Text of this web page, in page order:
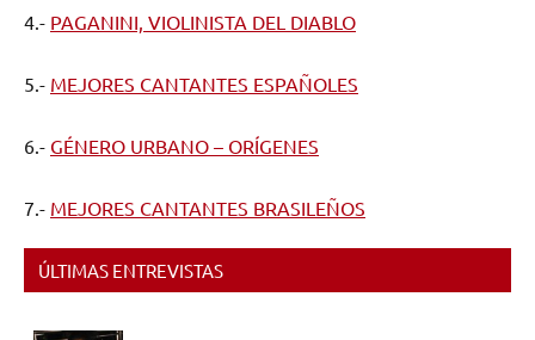
4.- PAGANINI, VIOLINISTA DEL DIABLO
5.- MEJORES CANTANTES ESPAÑOLES
6.- GÉNERO URBANO – ORÍGENES
7.- MEJORES CANTANTES BRASILEÑOS
ÚLTIMAS ENTREVISTAS